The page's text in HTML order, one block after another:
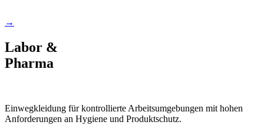
→
Labor &
Pharma
Einwegkleidung für kontrollierte Arbeitsumgebungen mit hohen
Anforderungen an Hygiene und Produktschutz.